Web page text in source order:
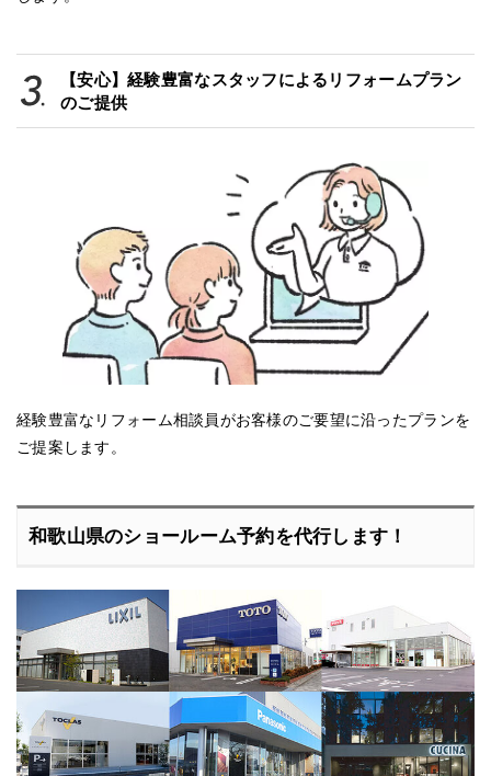
【安心】経験豊富なスタッフによるリフォームプラン
のご提供
経験豊富なリフォーム相談員がお客様のご要望に沿ったプランを
ご提案します。
和歌山県のショールーム予約を代行します！